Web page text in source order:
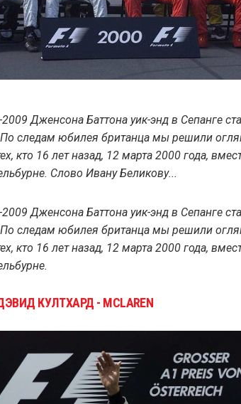
Дженсона Баттона уик-энд в Сепанге
следам юбилея британца мы решили
кто 16 лет назад, 12 марта 2000 года,
Слово Ивану Беликову...
Дженсона Баттона уик-энд в Сепанге
следам юбилея британца мы решили
кто 16 лет назад, 12 марта 2000 года,
КУЛТХАРД - MCLAREN